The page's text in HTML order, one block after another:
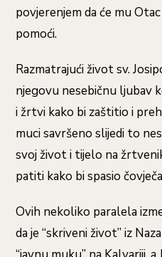
povjerenjem da će mu
pomoći.
Razmatrajući život sv.
njegovu nesebičnu ljubav
i žrtvi kako bi zaštitio i
muci savršeno slijedi to
svoj život i tijelo na
patiti kako bi spasio
Ovih nekoliko paralela
da je “skriveni život” iz